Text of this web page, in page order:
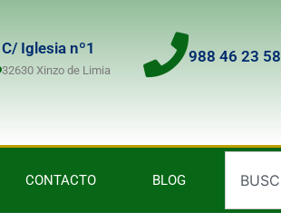
C/ Iglesia nº1
32630 Xinzo de Limia
988 46 23 58
CONTACTO BLOG